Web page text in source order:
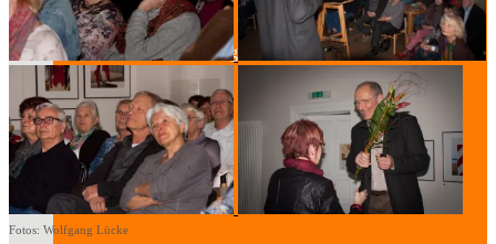
Lesung und Musik
Spurensuche
Fotos: Wolfgang Lücke